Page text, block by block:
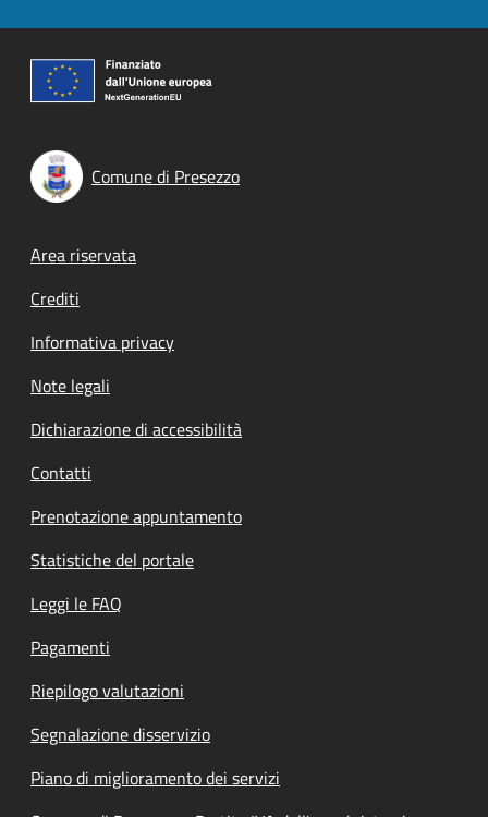
Comune di Presezzo
Footer menu
Area riservata
Crediti
Informativa privacy
Note legali
Dichiarazione di accessibilità
Contatti
Prenotazione appuntamento
Statistiche del portale
Leggi le FAQ
Pagamenti
Riepilogo valutazioni
Segnalazione disservizio
Piano di miglioramento dei servizi